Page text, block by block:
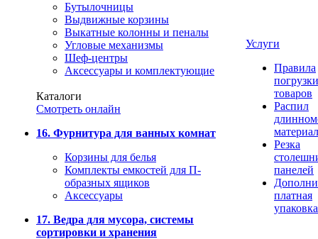
Бутылочницы
Выдвижные корзины
Выкатные колонны и пеналы
Угловые механизмы
Шеф-центры
Аксессуары и комплектующие
Каталоги
Смотреть онлайн
16. Фурнитура для ванных комнат
Корзины для белья
Комплекты емкостей для П-
образных ящиков
Аксессуары
17. Ведра для мусора, системы
сортировки и хранения
Услуги
Правила
погрузки
товаров
Распил
Резка
панелей
платная
упаковка